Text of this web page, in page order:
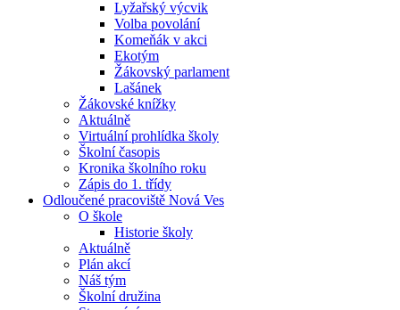
Lyžařský výcvik
Volba povolání
Komeňák v akci
Ekotým
Žákovský parlament
Lašánek
Žákovské knížky
Aktuálně
Virtuální prohlídka školy
Školní časopis
Kronika školního roku
Zápis do 1. třídy
Odloučené pracoviště Nová Ves
O škole
Historie školy
Aktuálně
Plán akcí
Náš tým
Školní družina